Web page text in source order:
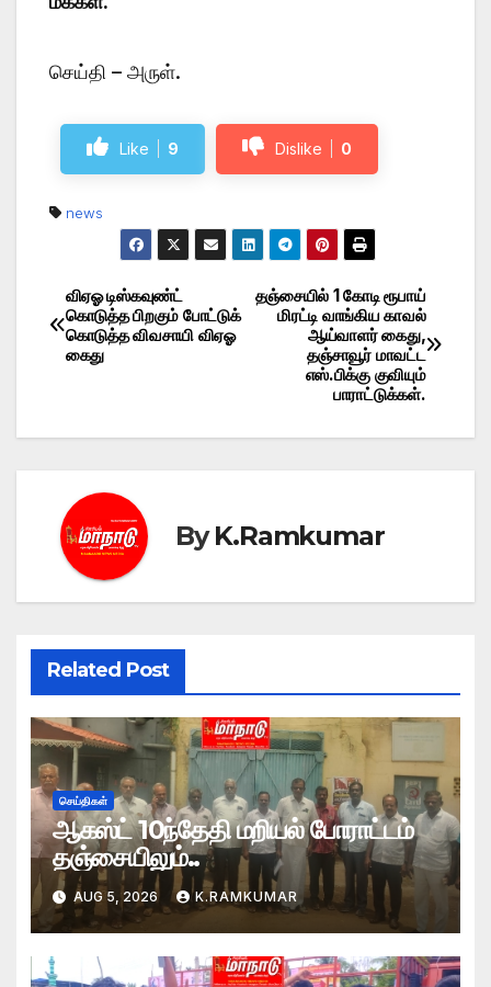
செய்தி – அருள்.
Like 9 Dislike 0
news
Post
navigation
தஞ்சையில் 1 கோடி ரூபாய்
மிரட்டி வாங்கிய காவல்
ஆய்வாளர் கைது,
தஞ்சாவூர் மாவட்ட
எஸ்.பிக்கு குவியும்
பாராட்டுக்கள்.
விஏஓ டிஸ்கவுண்ட்
கொடுத்த பிறகும் போட்டுக்
கொடுத்த விவசாயி விஏஓ
கைது
ByK.Ramkumar
Related Post
செய்திகள்
ஆகஸ்ட் 10ந்தேதி மறியல் போராட்டம்
தஞ்சையிலும்..
AUG 5, 2026 K.RAMKUMAR